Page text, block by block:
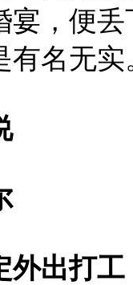
宴，便
有名无实
出打工